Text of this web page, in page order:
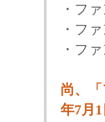
・フ
・フ
・フ
尚、
年7月